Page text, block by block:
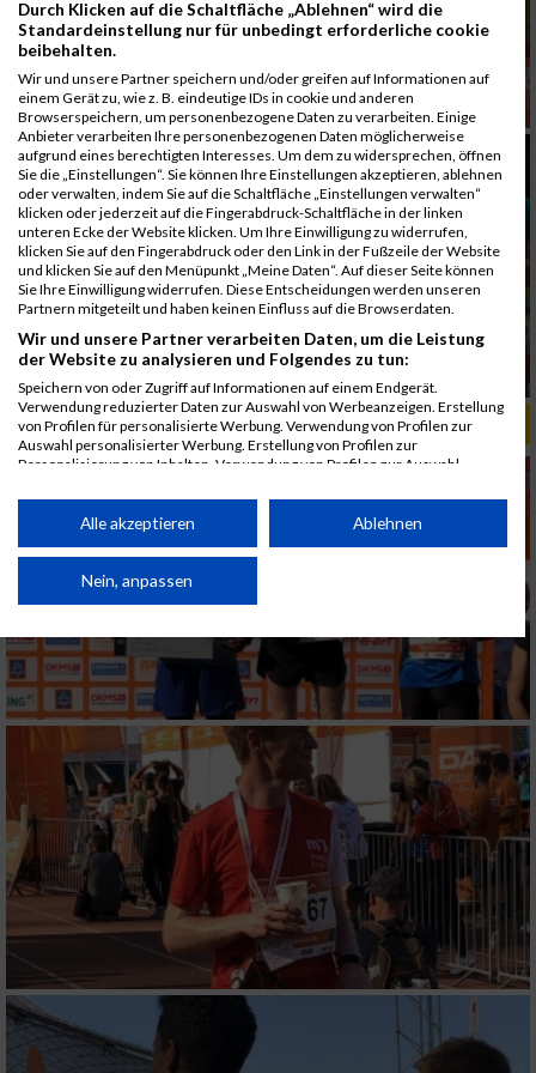
ALBUM B2RUN MÜNCHEN, B2RUN / 16.07.2019
Durch Klicken auf die Schaltfläche „Ablehnen“ wird die
Standardeinstellung nur für unbedingt erforderliche cookie
beibehalten.
Wir und unsere Partner speichern und/oder greifen auf Informationen auf
einem Gerät zu, wie z. B. eindeutige IDs in cookie und anderen
Browserspeichern, um personenbezogene Daten zu verarbeiten. Einige
Anbieter verarbeiten Ihre personenbezogenen Daten möglicherweise
aufgrund eines berechtigten Interesses. Um dem zu widersprechen, öffnen
Sie die „Einstellungen“. Sie können Ihre Einstellungen akzeptieren, ablehnen
oder verwalten, indem Sie auf die Schaltfläche „Einstellungen verwalten“
klicken oder jederzeit auf die Fingerabdruck-Schaltfläche in der linken
unteren Ecke der Website klicken. Um Ihre Einwilligung zu widerrufen,
klicken Sie auf den Fingerabdruck oder den Link in der Fußzeile der Website
und klicken Sie auf den Menüpunkt „Meine Daten“. Auf dieser Seite können
Sie Ihre Einwilligung widerrufen. Diese Entscheidungen werden unseren
Partnern mitgeteilt und haben keinen Einfluss auf die Browserdaten.
Wir und unsere Partner verarbeiten Daten, um die Leistung
der Website zu analysieren und Folgendes zu tun:
Speichern von oder Zugriff auf Informationen auf einem Endgerät.
Verwendung reduzierter Daten zur Auswahl von Werbeanzeigen. Erstellung
von Profilen für personalisierte Werbung. Verwendung von Profilen zur
Auswahl personalisierter Werbung. Erstellung von Profilen zur
Personalisierung von Inhalten. Verwendung von Profilen zur Auswahl
Performance von Inhalten. Analyse von Zielgruppen durch Statistiken oder
Kombinationen von Daten aus verschiedenen Quellen. Entwicklung und
von Inhalten.
Daten können außerhalb der Europäischen Union weitergegeben und in die
Website/App.
Partnerliste anzeigen (1 IAB-Anbieter)
Wir nutzen Ihre Daten für folgende Zwecke:
IAB-Verarbeitungszwecke:
Speichern von oder Zugriff auf Informationen
auf einem Endgerät
Verwendung reduzierter Daten zur Auswahl
von Werbeanzeigen
Erstellung von Profilen für personalisierte
Verwendung von Profilen zur Auswahl
personalisierter Werbung
Alle akzeptieren Ablehnen
Nein, anpassen